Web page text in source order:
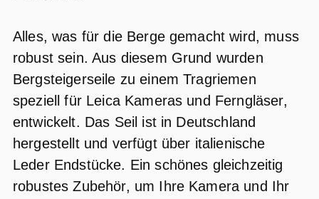
Alles, was für die Berge gemacht wird, muss
robust sein. Aus diesem Grund wurden
Bergsteigerseile zu einem Tragriemen
speziell für Leica Kameras und Ferngläser,
entwickelt. Das Seil ist in Deutschland
hergestellt und verfügt über italienische
Leder Endstücke. Ein schönes gleichzeitig
robustes Zubehör, um Ihre Kamera und Ihr